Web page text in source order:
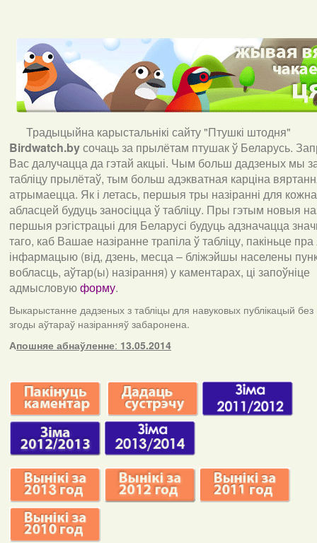
Традыцыйна карыстальнікі сайту "Птушкі штодня"
Birdwatch.byсочаць за прылётам птушак ў Беларусь.
Вас далучацца да гэтай акцыі. Чым больш дадзеных мы
табліцу прылётаў, тым больш адэкватная карціна
атрымаецца. Як і летась, першыя тры назіранні для
абласцей будуць заносіцца ў табліцу. Пры гэтым новыя
першыя рэгістрацыі для Беларусі будуць адзначацца
таго, каб Вашае назіранне трапіла ў табліцу, пакіньце пра
інфармацыю (від, дзень, месца – бліжэйшы населены
вобласць, аўтар(ы) назірання) у каментарах, ці запоўніце
адмысловуюформу.
Выкарыстанне дадзеных з табліцы для навуковых публікацый без
згоды аўтараў назіранняў забаронена.
Апошняе абнаўленне: 13.05.2014